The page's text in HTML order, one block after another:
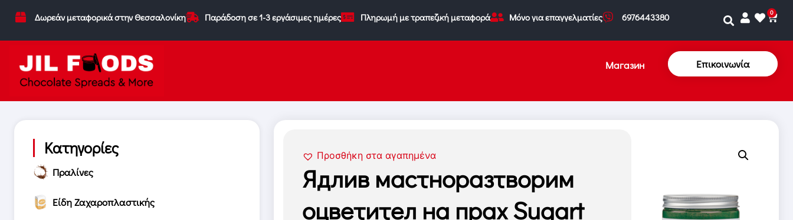
Δωρεάν μεταφορικά στην Θεσσαλονίκη Παράδοση σε 1-3 εργάσιμες ημέρες Πληρωμή με τραπεζική μεταφορά Μόνο για επαγγελματίες 6976443380 0
Магазин Επικοινωνία
Κατηγορίες
Πραλίνες
Είδη Ζαχαροπλαστικής
Προσθήκη στα αγαπημένα
Ядлив мастноразтворим
оцветител на прах Sugart